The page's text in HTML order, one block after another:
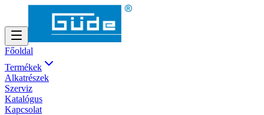
Főoldal
Termékek
Alkatrészek
Szerviz
Katalógus
Kapcsolat